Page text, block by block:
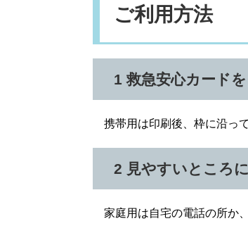
ご利用方法
1 救急安心カード
携帯用は印刷後、枠に沿っ
2 見やすいところ
家庭用は自宅の電話の所か